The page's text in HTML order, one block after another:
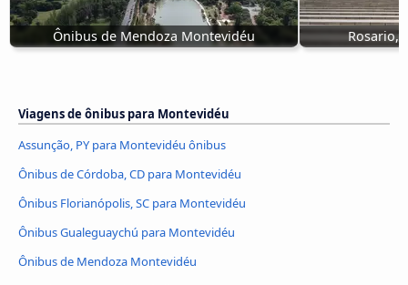
Ônibus de Mendoza Montevidéu Rosario,
Viagens de ônibus para Montevidéu
Assunção, PY para Montevidéu ônibus
Ônibus de Córdoba, CD para Montevidéu
Ônibus Florianópolis, SC para Montevidéu
Ônibus Gualeguaychú para Montevidéu
Ônibus de Mendoza Montevidéu